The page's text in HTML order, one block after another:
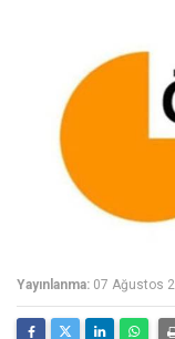
Yayınlanma: 07 Ağustos